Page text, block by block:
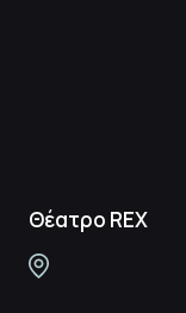
Θέατρο REX